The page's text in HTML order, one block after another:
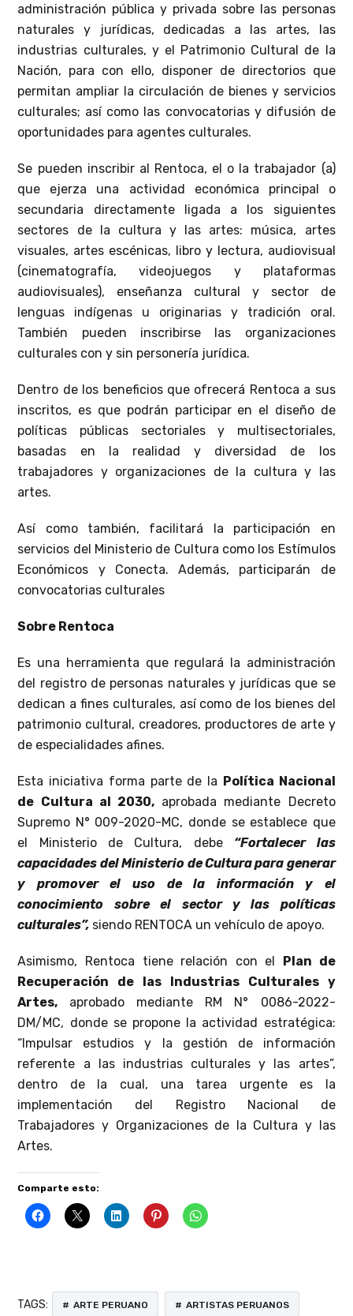
administración pública y privada sobre las personas
naturales y jurídicas, dedicadas a las artes, las
industrias culturales, y el Patrimonio Cultural de la
Nación, para con ello, disponer de directorios que
permitan ampliar la circulación de bienes y servicios
culturales; así como las convocatorias y difusión de
oportunidades para agentes culturales.
Se pueden inscribir al Rentoca, el o la trabajador (a)
que ejerza una actividad económica principal o
secundaria directamente ligada a los siguientes
sectores de la cultura y las artes: música, artes
visuales, artes escénicas, libro y lectura, audiovisual
(cinematografía, videojuegos y plataformas
audiovisuales), enseñanza cultural y sector de
lenguas indígenas u originarias y tradición oral.
También pueden inscribirse las organizaciones
culturales con y sin personería jurídica.
Dentro de los beneficios que ofrecerá Rentoca a sus
inscritos, es que podrán participar en el diseño de
políticas públicas sectoriales y multisectoriales,
basadas en la realidad y diversidad de los
trabajadores y organizaciones de la cultura y las
artes.
Así como también, facilitará la participación en
servicios del Ministerio de Cultura como los Estímulos
Económicos y Conecta. Además, participarán de
convocatorias culturales
Sobre Rentoca
Es una herramienta que regulará la administración
del registro de personas naturales y jurídicas que se
dedican a fines culturales, así como de los bienes del
patrimonio cultural, creadores, productores de arte y
de especialidades afines.
Esta iniciativa forma parte de la Política Nacional
de Cultura al 2030, aprobada mediante Decreto
Supremo N° 009-2020-MC, donde se establece que
el Ministerio de Cultura, debe “Fortalecer las
capacidades del Ministerio de Cultura para generar
y promover el uso de la información y el
conocimiento sobre el sector y las políticas
culturales”, siendo RENTOCA un vehículo de apoyo.
Asimismo, Rentoca tiene relación con el
Plan de
Recuperación de las Industrias Culturales y
Artes, aprobado mediante RM N° 0086-2022-
DM/MC, donde se propone la actividad estratégica:
“Impulsar estudios y la gestión de información
referente a las industrias culturales y las artes”,
dentro de la cual, una tarea urgente es la
implementación del Registro Nacional de
Trabajadores y Organizaciones de la Cultura y las
Artes.
Comparte esto:
TAGS: ARTE PERUANO ARTISTAS PERUANOS